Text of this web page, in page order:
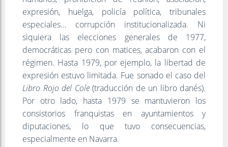
expresión, huelga, policía política, tribunales
especiales… corrupción institucionalizada. Ni
siquiera las elecciones generales de 1977,
democráticas pero con matices, acabaron con el
régimen. Hasta 1979, por ejemplo, la libertad de
expresión estuvo limitada. Fue sonado el caso del
Libro Rojo del Cole(traducción de un libro danés).
Por otro lado, hasta 1979 se mantuvieron los
consistorios franquistas en ayuntamientos y
diputaciones, lo que tuvo consecuencias,
especialmente en Navarra.